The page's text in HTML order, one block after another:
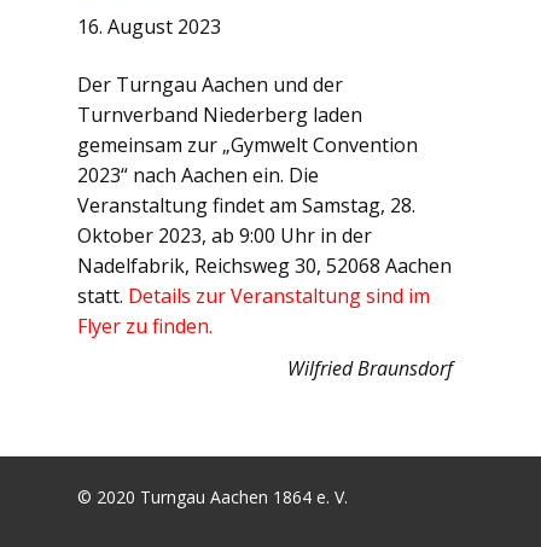
16. August 2023
Der Turngau Aachen und der
Turnverband Niederberg laden
gemeinsam zur „Gymwelt Convention
2023“ nach Aachen ein. Die
Veranstaltung findet am Samstag, 28.
Oktober 2023, ab 9:00 Uhr in der
Nadelfabrik, Reichsweg 30, 52068 Aachen
statt. Details zur Veranstaltung sind im
Flyer zu finden.
Wilfried Braunsdorf
© 2020 Turngau Aachen 1864 e. V.